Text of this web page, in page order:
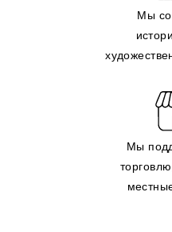
Мы
Мы